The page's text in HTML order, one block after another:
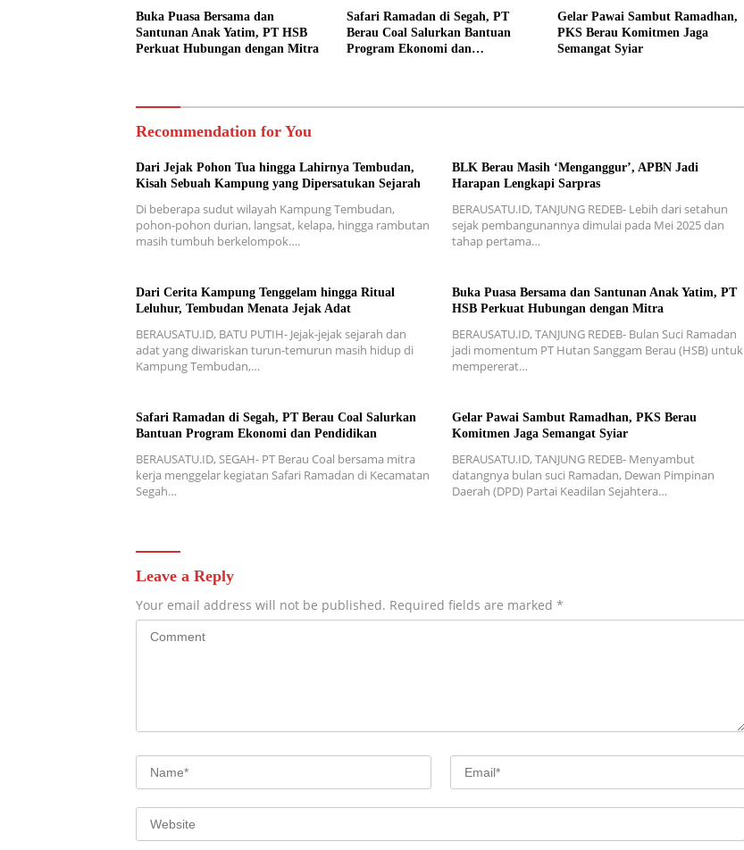
Buka Puasa Bersama dan
Santunan Anak Yatim, PT HSB
Perkuat Hubungan dengan Mitra
Safari Ramadan di Segah, PT
Berau Coal Salurkan Bantuan
Program Ekonomi dan
Gelar Pawai Sambut Ramadhan,
PKS Berau Komitmen Jaga
Semangat Syiar
Recommendation for You
Dari Jejak Pohon Tua hingga Lahirnya Tembudan,
Kisah Sebuah Kampung yang Dipersatukan Sejarah
Di beberapa sudut wilayah Kampung Tembudan,
pohon-pohon durian, langsat, kelapa, hingga rambutan
masih tumbuh berkelompok….
BLK Berau Masih ‘Menganggur’, APBN Jadi
Harapan Lengkapi Sarpras
BERAUSATU.ID, TANJUNG REDEB- Lebih dari setahun
sejak pembangunannya dimulai pada Mei 2025 dan
tahap pertama…
Dari Cerita Kampung Tenggelam hingga Ritual
Leluhur, Tembudan Menata Jejak Adat
BERAUSATU.ID, BATU PUTIH- Jejak-jejak sejarah dan
adat yang diwariskan turun-temurun masih hidup di
Kampung Tembudan,…
Buka Puasa Bersama dan Santunan Anak Yatim, PT
HSB Perkuat Hubungan dengan Mitra
BERAUSATU.ID, TANJUNG REDEB- Bulan Suci Ramadan
jadi momentum PT Hutan Sanggam Berau (HSB) untuk
mempererat…
Safari Ramadan di Segah, PT Berau Coal Salurkan
Bantuan Program Ekonomi dan Pendidikan
BERAUSATU.ID, SEGAH- PT Berau Coal bersama mitra
kerja menggelar kegiatan Safari Ramadan di Kecamatan
Segah…
Gelar Pawai Sambut Ramadhan, PKS Berau
Komitmen Jaga Semangat Syiar
BERAUSATU.ID, TANJUNG REDEB- Menyambut
datangnya bulan suci Ramadan, Dewan Pimpinan
Daerah (DPD) Partai Keadilan Sejahtera…
Leave a Reply
Your email address will not be published. Required fields are marked *